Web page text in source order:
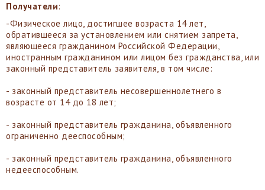
Получатели:
-Физическое лицо, достигшее возраста 14 лет,
обратившееся за установлением или снятием запрета,
являющееся гражданином Российской Федерации,
иностранным гражданином или лицом без гражданства, или
законный представитель заявителя, в том числе:
- законный представитель несовершеннолетнего в
возрасте от 14 до 18 лет;
- законный представитель гражданина, объявленного
ограниченно дееспособным;
- законный представитель гражданина, объявленного
недееспособным.